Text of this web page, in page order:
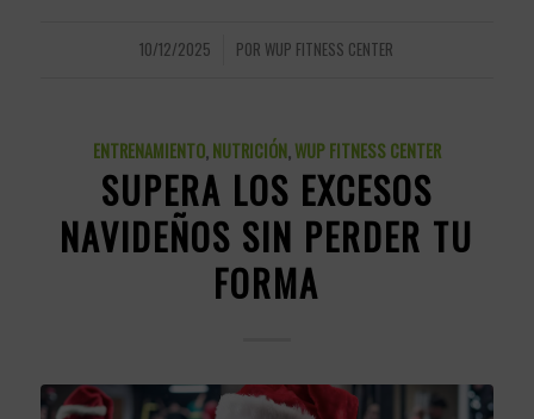
10/12/2025
/ POR WUP FITNESS CENTER
ENTRENAMIENTO,NUTRICIÓN,WUP FITNESS CENTER
SUPERA LOS EXCESOS
NAVIDEÑOS SIN PERDER TU
FORMA